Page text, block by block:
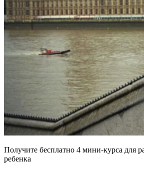
Получите бесплатно 4 мини-курса для
ребенка